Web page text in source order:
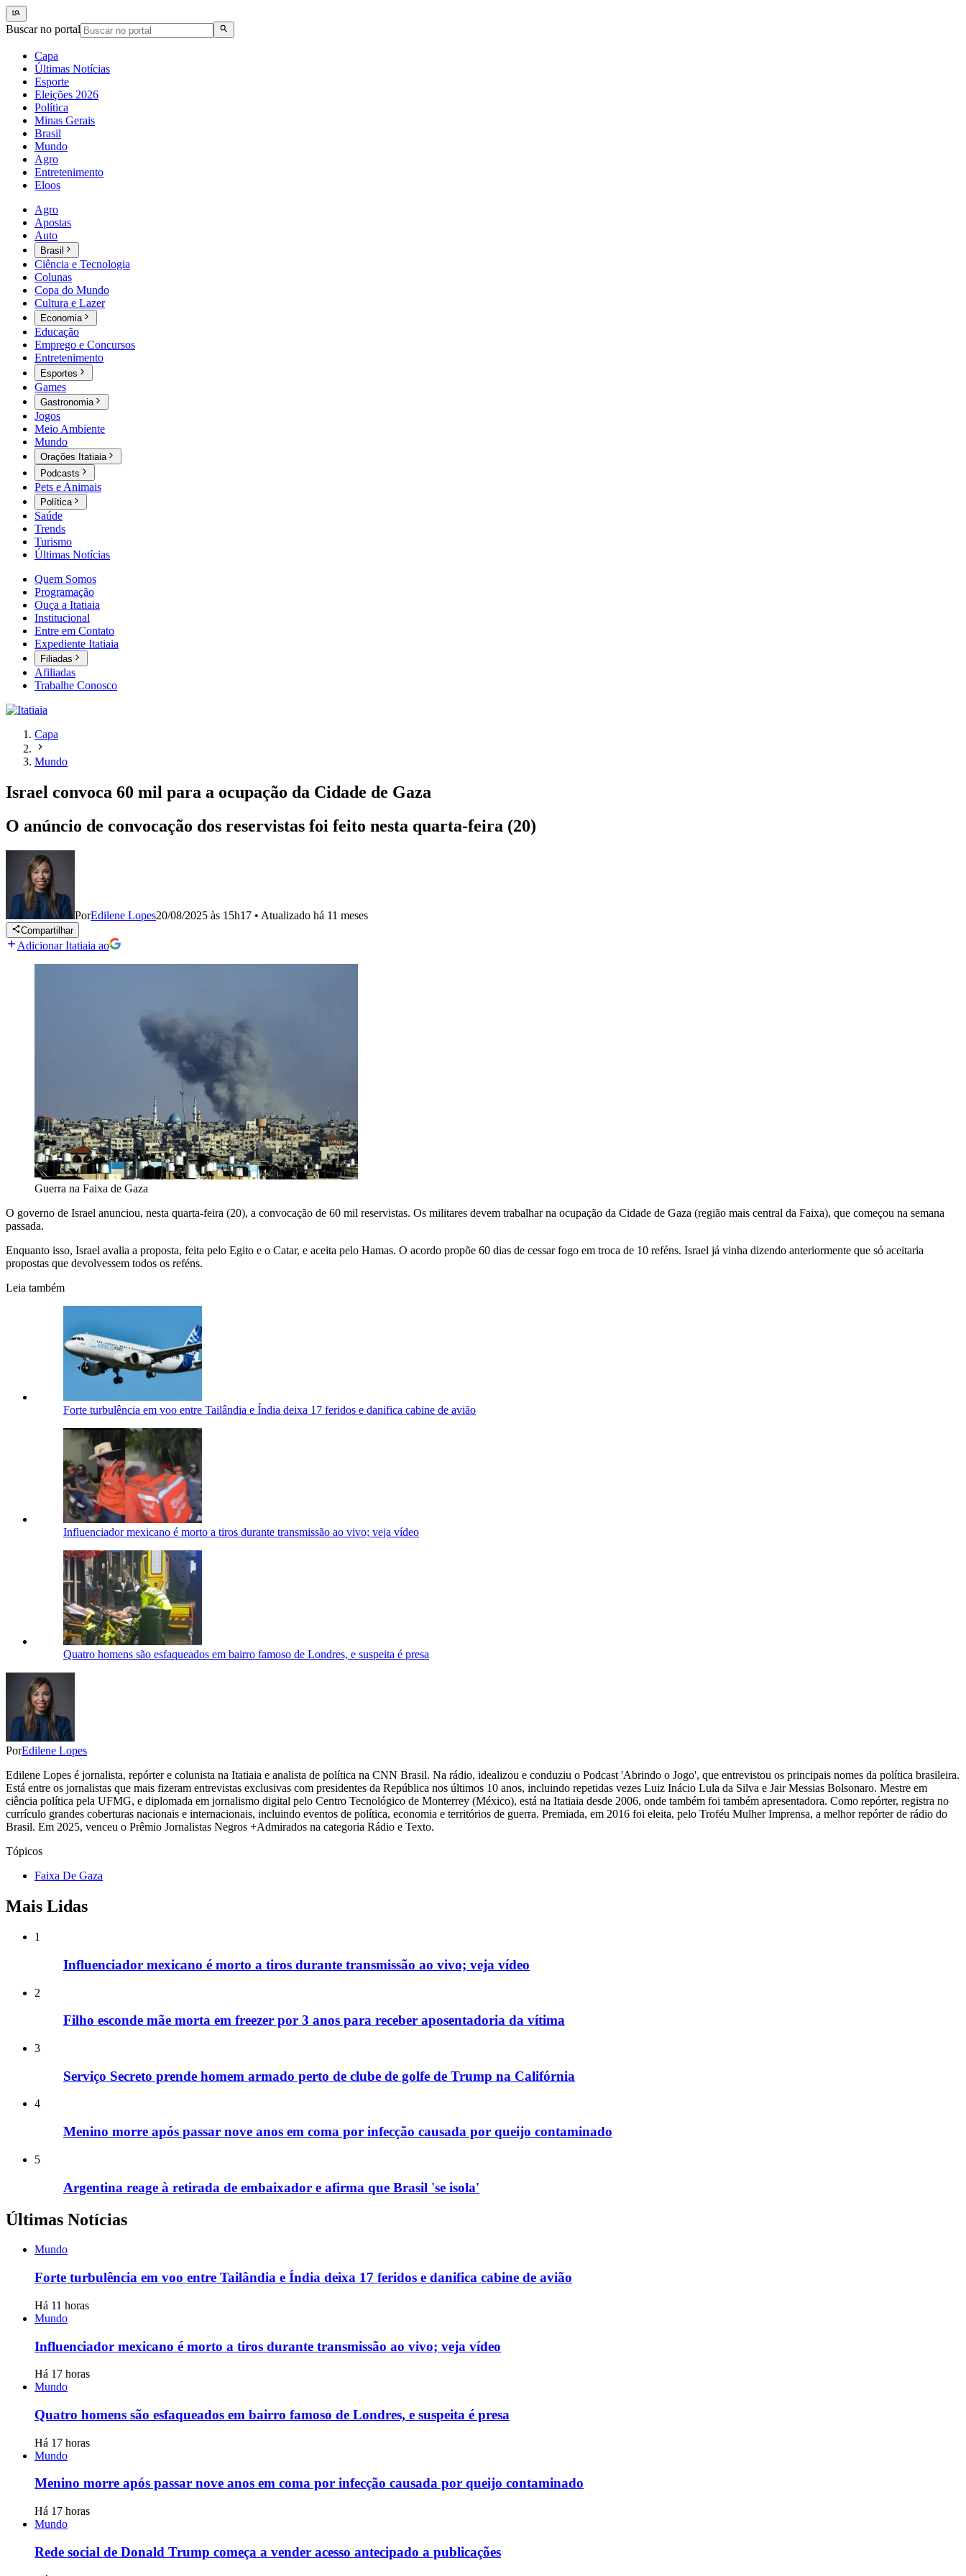
Buscar no portal
Capa
Últimas Notícias
Esporte
Eleições 2026
Política
Minas Gerais
Brasil
Mundo
Agro
Entretenimento
Eloos
Agro
Apostas
Auto
Brasil
Ciência e Tecnologia
Colunas
Copa do Mundo
Cultura e Lazer
Economia
Educação
Emprego e Concursos
Entretenimento
Esportes
Games
Gastronomia
Jogos
Meio Ambiente
Mundo
Orações Itatiaia
Podcasts
Pets e Animais
Política
Saúde
Trends
Turismo
Últimas Notícias
Quem Somos
Programação
Ouça a Itatiaia
Institucional
Entre em Contato
Expediente Itatiaia
Filiadas
Afiliadas
Trabalhe Conosco
Capa
Mundo
Israel convoca 60 mil para a ocupação da Cidade de Gaza
O anúncio de convocação dos reservistas foi feito nesta quarta-feira (20)
PorEdilene Lopes20/08/2025 às 15h17 • Atualizado há 11 meses
Compartilhar
Adicionar Itatiaia ao
Guerra na Faixa de Gaza
O governo de Israel anunciou, nesta quarta-feira (20), a convocação de 60 mil reservistas. Os militares devem trabalhar na ocupação da Cidade de Gaza (região mais central da Faixa), que começou na semana
passada.
Enquanto isso, Israel avalia a proposta, feita pelo Egito e o Catar, e aceita pelo Hamas. O acordo propõe 60 dias de cessar fogo em troca de 10 reféns. Israel já vinha dizendo anteriormente que só aceitaria
propostas que devolvessem todos os reféns.
Leia também
Forte turbulência em voo entre Tailândia e Índia deixa 17 feridos e danifica cabine de avião
Influenciador mexicano é morto a tiros durante transmissão ao vivo; veja vídeo
Quatro homens são esfaqueados em bairro famoso de Londres, e suspeita é presa
PorEdilene Lopes
Edilene Lopes é jornalista, repórter e colunista na Itatiaia e analista de política na CNN Brasil. Na rádio, idealizou e conduziu o Podcast 'Abrindo o Jogo', que entrevistou os principais nomes da política brasileira.
Está entre os jornalistas que mais fizeram entrevistas exclusivas com presidentes da República nos últimos 10 anos, incluindo repetidas vezes Luiz Inácio Lula da Silva e Jair Messias Bolsonaro. Mestre em
ciência política pela UFMG, e diplomada em jornalismo digital pelo Centro Tecnológico de Monterrey (México), está na Itatiaia desde 2006, onde também foi também apresentadora. Como repórter, registra no
currículo grandes coberturas nacionais e internacionais, incluindo eventos de política, economia e territórios de guerra. Premiada, em 2016 foi eleita, pelo Troféu Mulher Imprensa, a melhor repórter de rádio do
Brasil. Em 2025, venceu o Prêmio Jornalistas Negros +Admirados na categoria Rádio e Texto.
Tópicos
Faixa De Gaza
Mais Lidas
1
Influenciador mexicano é morto a tiros durante transmissão ao vivo; veja vídeo
2
Filho esconde mãe morta em freezer por 3 anos para receber aposentadoria da vítima
3
Serviço Secreto prende homem armado perto de clube de golfe de Trump na Califórnia
4
Menino morre após passar nove anos em coma por infecção causada por queijo contaminado
5
Argentina reage à retirada de embaixador e afirma que Brasil 'se isola'
Últimas Notícias
Mundo
Forte turbulência em voo entre Tailândia e Índia deixa 17 feridos e danifica cabine de avião
Há 11 horas
Mundo
Influenciador mexicano é morto a tiros durante transmissão ao vivo; veja vídeo
Há 17 horas
Mundo
Quatro homens são esfaqueados em bairro famoso de Londres, e suspeita é presa
Há 17 horas
Mundo
Menino morre após passar nove anos em coma por infecção causada por queijo contaminado
Há 17 horas
Mundo
Rede social de Donald Trump começa a vender acesso antecipado a publicações